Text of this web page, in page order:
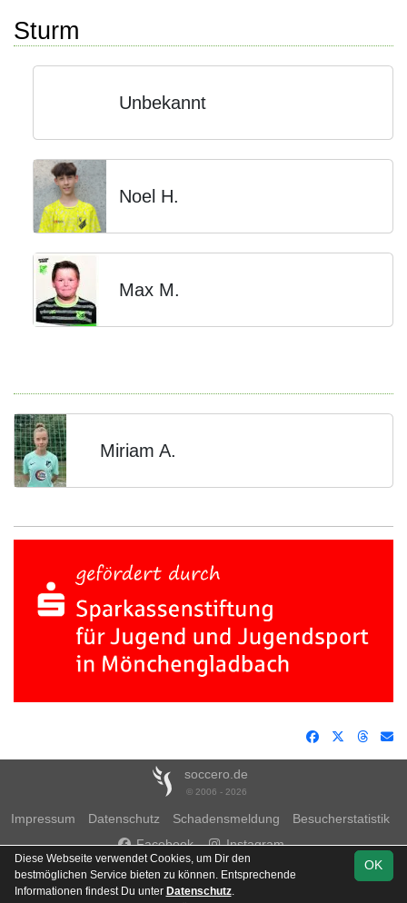
Sturm
Unbekannt
Noel H.
Max M.
Miriam A.
soccero.de
© 2006 - 2026
Impressum Datenschutz Schadensmeldung
Besucherstatistik
Facebook
Instagram
OK
Diese Webseite verwendet Cookies, um Dir den
bestmöglichen Service bieten zu können. Entsprechende
Informationen findest Du unter Datenschutz.